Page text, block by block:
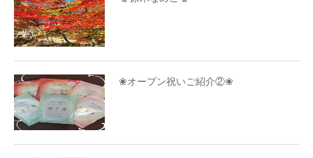
❀オープン祝いご紹介②❀